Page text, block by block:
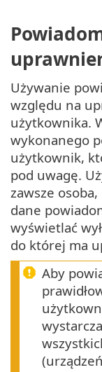
Używanie
względu na
użytkownika.
wykonanego
użytkownik,
pod uwagę.
zawsze
dane
wyświetlać
do której ma
Aby